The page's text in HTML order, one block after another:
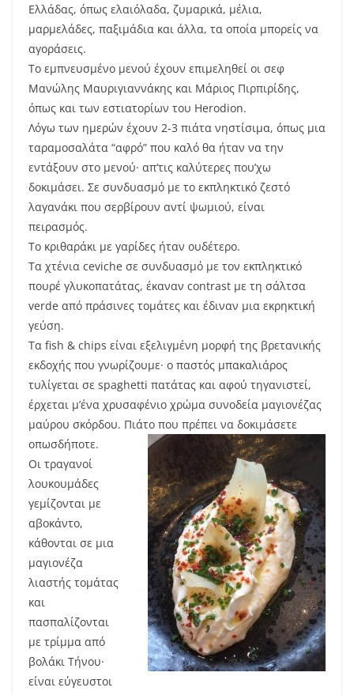
Ελλάδας, όπως ελαιόλαδα, ζυμαρικά, μέλια,
μαρμελάδες, παξιμάδια και άλλα, τα οποία μπορείς να
αγοράσεις.
Το εμπνευσμένο μενού έχουν επιμεληθεί οι σεφ
Μανώλης Μαυριγιαννάκης και Μάριος Πιρπιρίδης,
όπως και των εστιατορίων του Herodion.
Λόγω των ημερών έχουν 2-3 πιάτα νηστίσιμα, όπως μια
ταραμοσαλάτα “αφρό” που καλό θα ήταν να την
εντάξουν στο μενού· απ’τις καλύτερες που’χω
δοκιμάσει. Σε συνδυασμό με το εκπληκτικό ζεστό
λαγανάκι που σερβίρουν αντί ψωμιού, είναι
πειρασμός.
Το κριθαράκι με γαρίδες ήταν ουδέτερο.
Τα χτένια ceviche σε συνδυασμό με τον εκπληκτικό
πουρέ γλυκοπατάτας, έκαναν contrast με τη σάλτσα
verde από πράσινες τομάτες και έδιναν μια εκρηκτική
γεύση.
Τα fish & chips είναι εξελιγμένη μορφή της βρετανικής
εκδοχής που γνωρίζουμε· ο παστός μπακαλιάρος
τυλίγεται σε spaghetti πατάτας και αφού τηγανιστεί,
έρχεται μ’ένα χρυσαφένιο χρώμα συνοδεία μαγιονέζας
μαύρου σκόρδου. Πιάτο που πρέπει να δοκιμάσετε
οπωσδήποτε.
Οι τραγανοί
λουκουμάδες
γεμίζονται με
αβοκάντο,
κάθονται σε μια
μαγιονέζα
λιαστής τομάτας
και
πασπαλίζονται
με τρίμμα από
βολάκι Τήνου·
είναι εύγευστοι